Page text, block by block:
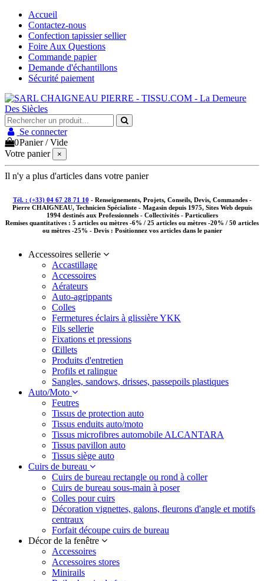
Accueil
Contactez-nous
Confection tapissier sellier
Foire Aux Questions
Commande papier
Demande d'échantillons
Sécurité paiement
Se connecter
0Panier /Vide
Votre panier
×
Il n'y a plus d'articles dans votre panier
Tél. : (+33) 04 67 28 71 10 - Renseignements, Projets, Conseils, Devis, Commandes -
Pierre CHAIGNEAU, Technicien Spécialiste - Magasin depuis 1975, Sites Web depuis
1994 destinés aux Professionnels - Collectivités - Particuliers
Remises quantitatives : 5 articles ou mètres -6% / 25 articles ou mètres -20% / 50 articles
ou mètres -25% - Devis : Positionnez vos articles dans le panier
Accessoires sellerie
Accastillage
Accessoires
Aérateurs
Auto-agrippants
Colles
Fermetures éclairs à glissière YKK
Fils sellerie
Fixations et pressions
Œillets
Produits d'entretien
Profils et ralingue
Sangles, sandows, drisses, passepoils plastiques
Auto/Moto
Feutres
Tissus de protection auto
Tissus enduits auto/moto
Tissus microfibres automobile ALCANTARA
Tissus pavillon auto
Tissus siège auto
Cuirs de bureau
Cuirs de bureau rectangle ou rond à coller
Cuirs de bureau sous-main à poser
Colles pour cuirs
Décoration vignettes, galons, fleurons d'angle et motifs
centraux
Forfait découpe cuirs de bureau
Décor de la fenêtre
Accessoires
Accessoires stores
Minirails